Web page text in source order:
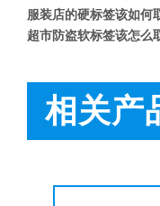
服装店的硬标签该如何
相关产